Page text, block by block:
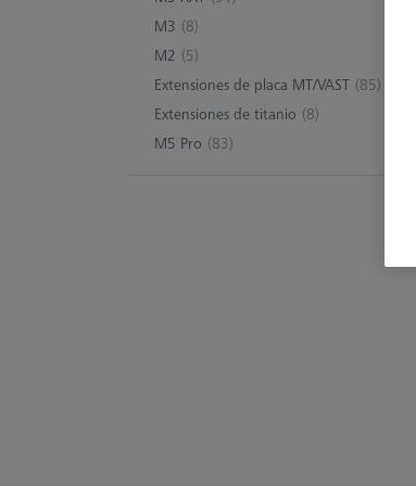
M3 (8)
M2 (5)
Extensiones de placa MT/VAST (85)
Extensiones de titanio (8)
M5 Pro (83)